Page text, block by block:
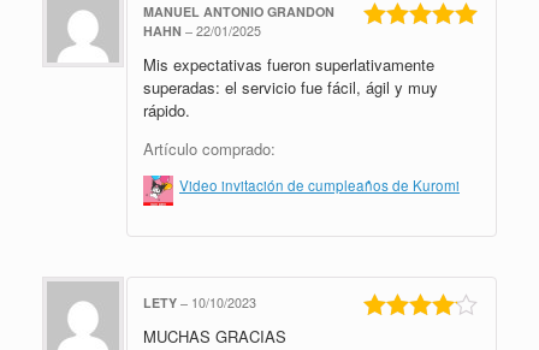
5de 5
MANUEL ANTONIO GRANDON
HAHN – 22/01/2025
Mis expectativas fueron superlativamente
superadas: el servicio fue fácil, ágil y muy
rápido.
Artículo comprado:
Video invitación de cumpleaños de Kuromi
LETY – 10/10/2023
MUCHAS GRACIAS